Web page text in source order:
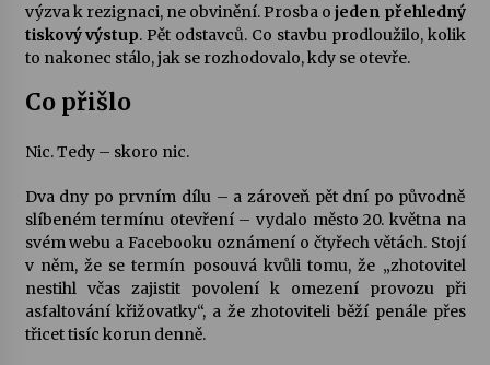
výzva k rezignaci, ne obvinění. Prosba ojeden přehledný
tiskový výstup. Pět odstavců. Co stavbu prodloužilo, kolik
to nakonec stálo, jak se rozhodovalo, kdy se otevře.
Co přišlo
Nic. Tedy – skoro nic.
Dva dny po prvním dílu – a zároveň pět dní po původně
slíbeném termínu otevření – vydalo město 20. května na
svém webu a Facebooku oznámení o čtyřech větách. Stojí
v něm, že se termín posouvá kvůli tomu, že „zhotovitel
nestihl včas zajistit povolení k omezení provozu při
asfaltování křižovatky“, a že zhotoviteli běží penále přes
třicet tisíc korun denně.